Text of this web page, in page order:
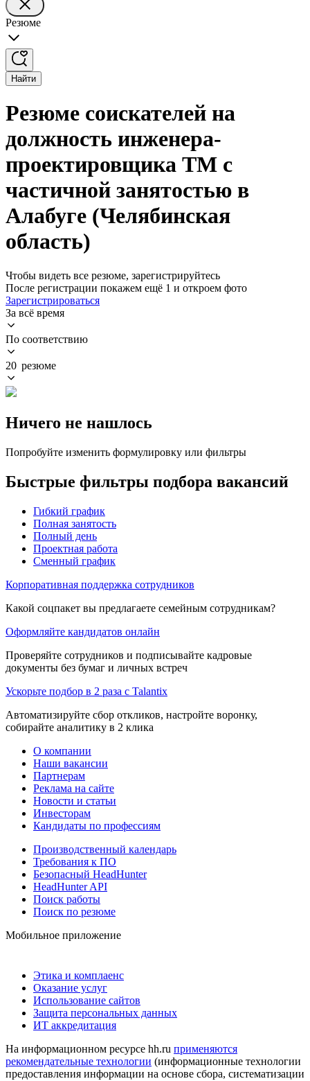
Резюме
Найти
Резюме соискателей на
должность инженера-
проектировщика ТМ с
частичной занятостью в
Алабуге (Челябинская
область)
Чтобы видеть все резюме, зарегистрируйтесь
После регистрации покажем ещё 1 и откроем фото
Зарегистрироваться
За всё время
По соответствию
20 резюме
Ничего не нашлось
Попробуйте изменить формулировку или фильтры
Быстрые фильтры подбора вакансий
Гибкий график
Полная занятость
Полный день
Проектная работа
Сменный график
Корпоративная поддержка сотрудников
Какой соцпакет вы предлагаете семейным сотрудникам?
Оформляйте кандидатов онлайн
Проверяйте сотрудников и подписывайте кадровые
документы без бумаг и личных встреч
Ускорьте подбор в 2 раза с Talantix
Автоматизируйте сбор откликов, настройте воронку,
собирайте аналитику в 2 клика
О компании
Наши вакансии
Партнерам
Реклама на сайте
Новости и статьи
Инвесторам
Кандидаты по профессиям
Производственный календарь
Требования к ПО
Безопасный HeadHunter
HeadHunter API
Поиск работы
Поиск по резюме
Мобильное приложение
Этика и комплаенс
Оказание услуг
Использование сайтов
Защита персональных данных
ИТ аккредитация
На информационном ресурсе hh.ru применяются
рекомендательные технологии (информационные технологии
предоставления информации на основе сбора, систематизации